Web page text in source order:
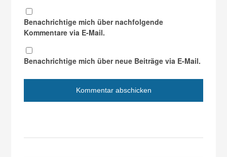
Benachrichtige mich über nachfolgende
Kommentare via E-Mail.
Benachrichtige mich über neue Beiträge via E-Mail.